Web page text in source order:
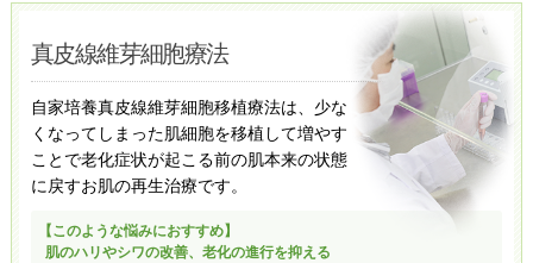
真皮線維芽細胞療法
自家培養真皮線維芽細胞移植療法は、少な
くなってしまった肌細胞を移植して増やす
ことで老化症状が起こる前の肌本来の状態
に戻すお肌の再生治療です。
【このような悩みにおすすめ】
肌のハリやシワの改善、老化の進行を抑える​